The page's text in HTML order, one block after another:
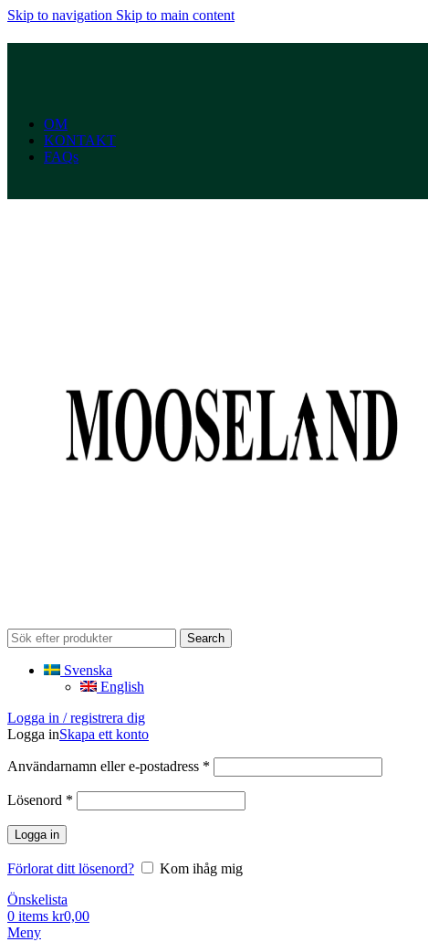
Skip to navigation Skip to main content
OM
KONTAKT
FAQs
Search
Svenska
English
Logga in / registrera dig
Logga inSkapa ett konto
Användarnamn eller e-postadress *
Lösenord *
Logga in
Förlorat ditt lösenord?
Kom ihåg mig
Önskelista
0 items kr0,00
Meny